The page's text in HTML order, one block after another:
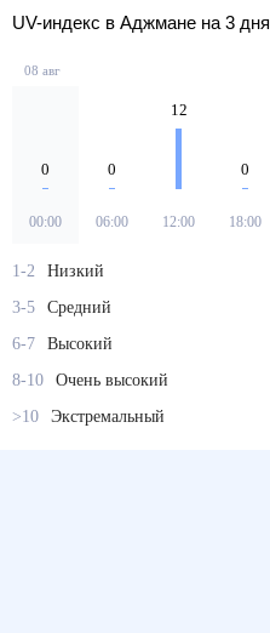
UV-индекс в Аджмане на 3 дня
08 авг
0
00:00
0
06:00
12
12:00
0
18:00
1-2
Низкий
3-5
Средний
6-7
Высокий
8-10
Очень высокий
>10
Экстремальный